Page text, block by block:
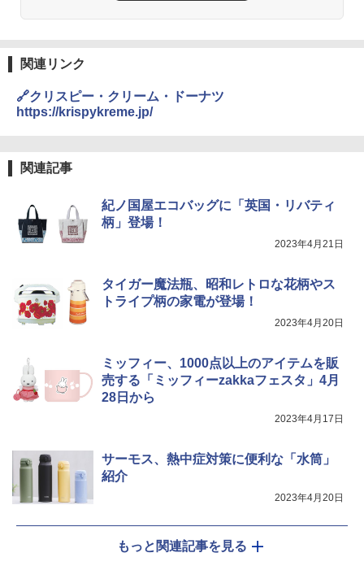
￥1,288
し 塩らーめん 108g×10袋 保存食 備蓄
カップヌードル カップヌードルPRO シ
ーフードヌードル 高たんぱく&低糖質 さ
らに塩分控えめ 78g×12個
5
カップヌードル カップヌードルPRO し
ょうゆ 高たんぱく&低糖質 さらに塩分控
￥2,885
2
シャープ 過熱水蒸気 オーブンレンジ RE
￥44,367
ーム調理 フラットテーブル トースト機
能 自動メニュー33種 簡単お手入れ グレ
ー YRZ-WF150TV(H)
4
TOSHIBA(東芝) スチームオーブンレン
ジ 赤外線センサー ノンフライ調理 簡単
お手入れ 小型 新生活 一人暮らし 二人暮
らし ファミリー
AX-XJ1-B ブラック 30L 2段調理 コンベ
関連リンク
🔗クリスピー・クリーム・ドーナツ
https://krispykreme.jp/
関連記事
紀ノ国屋エコバッグに「英国・リバティ
柄」登場！
2023年4月21日
タイガー魔法瓶、昭和レトロな花柄やス
トライプ柄の家電が登場！
2023年4月20日
ミッフィー、1000点以上のアイテムを販
売する「ミッフィーzakkaフェスタ」4月
28日から
2023年4月17日
サーモス、熱中症対策に便利な「水筒」
紹介
2023年4月20日
もっと関連記事を見る